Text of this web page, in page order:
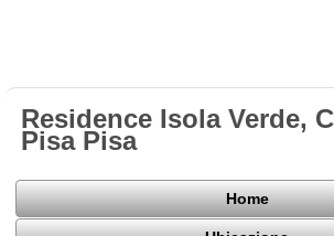
Residence Isola Verde,
Pisa Pisa
Home